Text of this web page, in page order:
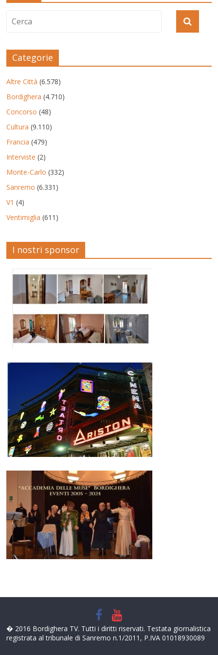
Categorie
Altre Città (6.578)
Bordighera (4.710)
Concorso (48)
Cultura (9.110)
Francia (479)
Interviste (2)
Monte-Carlo (332)
Sanremo (6.331)
V1 (4)
Ventimiglia (611)
I nostri sponsor
� 2016 Bordighera TV. Tutti i diritti riservati. Testata giornalistica
registrata al tribunale di Sanremo n.1/2011, P.IVA 01018930089